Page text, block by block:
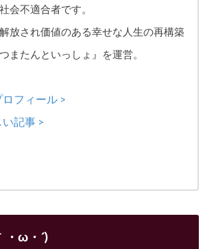
会不適合者です。
放され価値のある幸せな人生の再構築
またんといっしょ』を運営。
フィール >
記事 >
ω・´)ゞ